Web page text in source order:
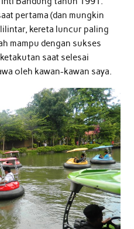
pertama (dan mungkin
kereta luncur paling
mampu dengan sukses
saat selesai
oleh kawan-kawan saya.